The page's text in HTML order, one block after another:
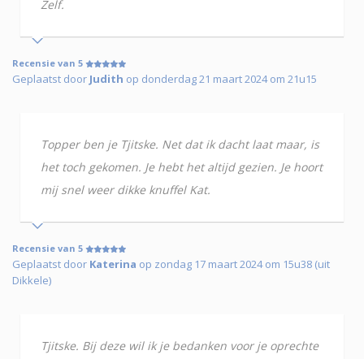
Zelf.
Recensie van 5
Geplaatst door Judith op donderdag 21 maart 2024 om 21u15
Topper ben je Tjitske. Net dat ik dacht laat maar, is
het toch gekomen. Je hebt het altijd gezien. Je hoort
mij snel weer dikke knuffel Kat.
Recensie van 5
Geplaatst door Katerina op zondag 17 maart 2024 om 15u38 (uit
Dikkele)
Tjitske. Bij deze wil ik je bedanken voor je oprechte